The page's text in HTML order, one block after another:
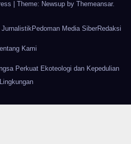
| Theme: Newsup by Themeansar.
JurnalistikPedoman Media SiberRedaksi
Kami
Perkuat Ekoteologi dan Kepedulian
Lingkungan